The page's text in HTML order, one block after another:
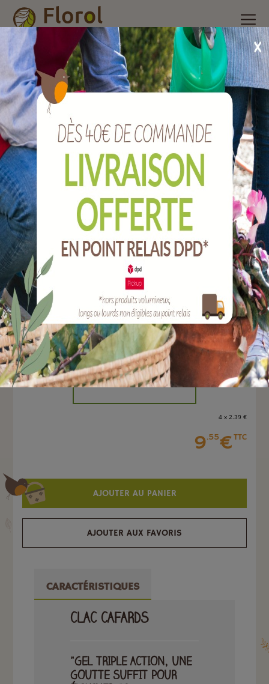
Accueil Nos produits /Insecticide ménager, raticides et
piégeage
Volants rampants insecticide ménager /Cafards gel
triple action
cafards gel triple action
Ref :
IN-OIN-08007
EAN :3308085050048
Marque :
ARMOSA PROTECTA
Quantité :
Unité
-
4 x 2.39 €
9.55€TTC
AJOUTER AU PANIER
AJOUTER AUX FAVORIS
CARACTÉRISTIQUES
CLAC CAFARDS
"GEL TRIPLE ACTION, UNE
GOUTTE SUFFIT POUR